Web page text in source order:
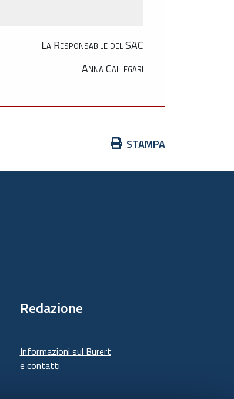
La Responsabile del SAC
Anna Callegari
Azioni
documento
STAMPA
Redazione
Informazioni sul Burert
e contatti